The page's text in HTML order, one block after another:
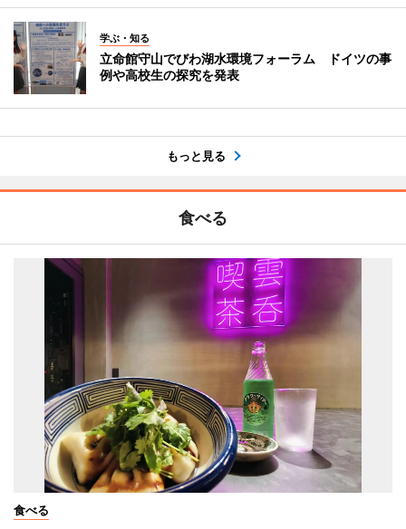
学ぶ・知る
立命館守山でびわ湖水環境フォーラム ドイツの事
例や高校生の探究を発表
もっと見る
食べる
食べる